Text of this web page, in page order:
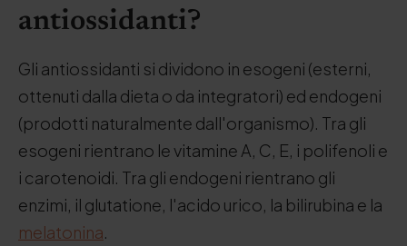
antiossidanti?
Gli antiossidanti si dividono in esogeni (esterni,
ottenuti dalla dieta o da integratori) ed endogeni
(prodotti naturalmente dall'organismo). Tra gli
esogeni rientrano le vitamine A, C, E, i polifenoli e
i carotenoidi. Tra gli endogeni rientrano gli
enzimi, il glutatione, l'acido urico, la bilirubina e la
melatonina.